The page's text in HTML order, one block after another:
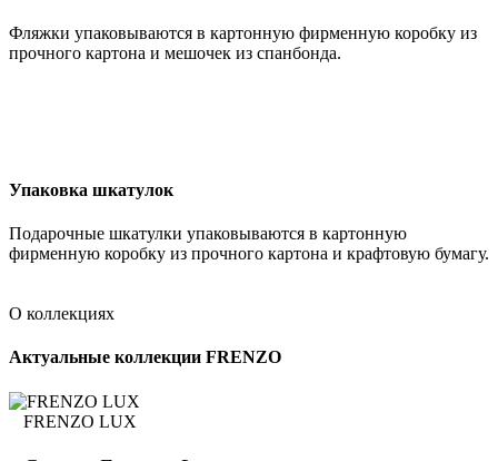
Фляжки упаковываются в картонную фирменную коробку из
прочного картона и мешочек из спанбонда.
Упаковка шкатулок
Подарочные шкатулки упаковываются в картонную
фирменную коробку из прочного картона и крафтовую бумагу.
О коллекциях
Актуальные коллекции FRENZO
FRENZO LUX